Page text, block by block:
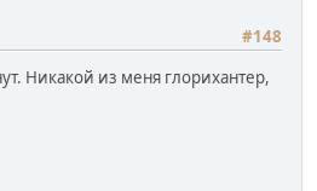
#148
Никакой из меня глорихантер,